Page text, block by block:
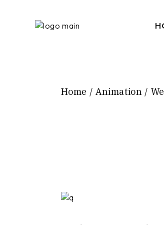
Home Animation